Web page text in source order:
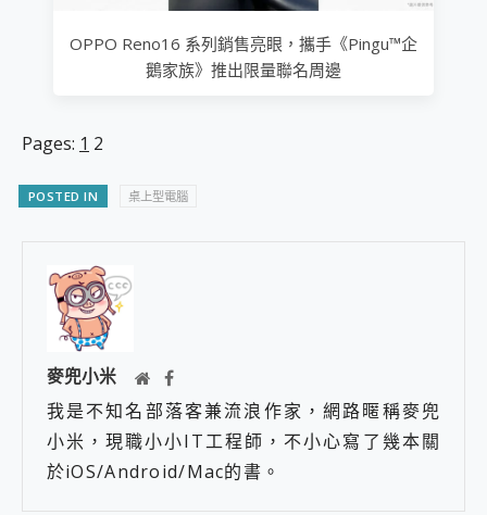
OPPO Reno16 系列銷售亮眼，攜手《Pingu™企
鵝家族》推出限量聯名周邊
Pages: 1 2
POSTED IN 桌上型電腦
麥兜小米
我是不知名部落客兼流浪作家，網路暱稱麥兜
小米，現職小小IT工程師，不小心寫了幾本關
於iOS/Android/Mac的書。